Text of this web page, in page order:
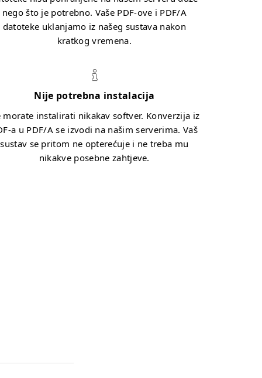
nego što je potrebno. Vaše PDF-ove i PDF/A
datoteke uklanjamo iz našeg sustava nakon
kratkog vremena.
Nije potrebna instalacija
morate instalirati nikakav softver. Konverzija iz
a u PDF/A se izvodi na našim serverima. Vaš
sustav se pritom ne opterećuje i ne treba mu
nikakve posebne zahtjeve.